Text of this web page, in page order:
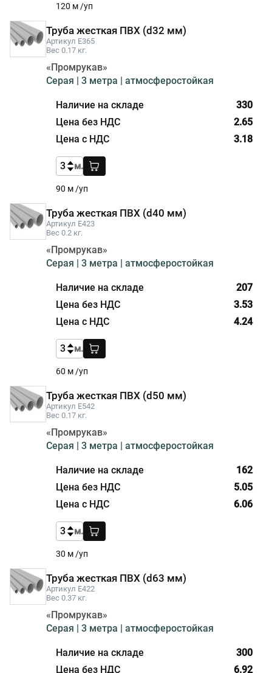
120 м /уп
Труба жесткая ПВХ (d32 мм)
Артикул E365
Вес 0.17 кг.
«Промрукав»
Серая | 3 метра | атмосферостойкая
330
90 м /уп
2.65
3.18
м.
Труба жесткая ПВХ (d40 мм)
Артикул E423
Вес 0.2 кг.
«Промрукав»
Серая | 3 метра | атмосферостойкая
207
60 м /уп
3.53
4.24
м.
Труба жесткая ПВХ (d50 мм)
Артикул E542
Вес 0.17 кг.
«Промрукав»
Серая | 3 метра | атмосферостойкая
162
30 м /уп
5.05
6.06
м.
Труба жесткая ПВХ (d63 мм)
Артикул E422
Вес 0.37 кг.
«Промрукав»
Серая | 3 метра | атмосферостойкая
300
6.92